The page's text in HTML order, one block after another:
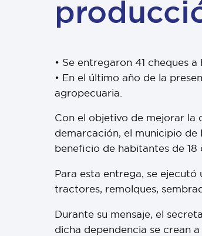
• Se entregaron 41 cheques
• En el último año de la
agropecuaria.
Con el objetivo de mejorar la
demarcación, el municipio de
beneficio de habitantes de 18
Para esta entrega, se ejecutó
tractores, remolques,
Durante su mensaje, el
dicha dependencia se crean